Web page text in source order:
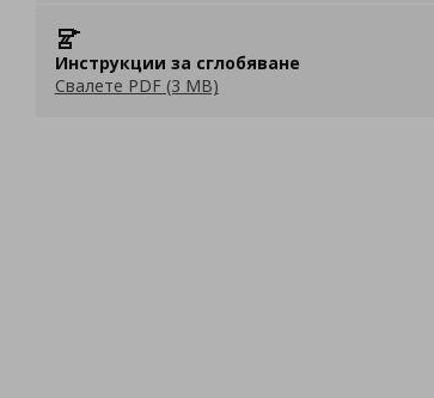
Инструкции за сглобяване
Свалете PDF (3 MB)